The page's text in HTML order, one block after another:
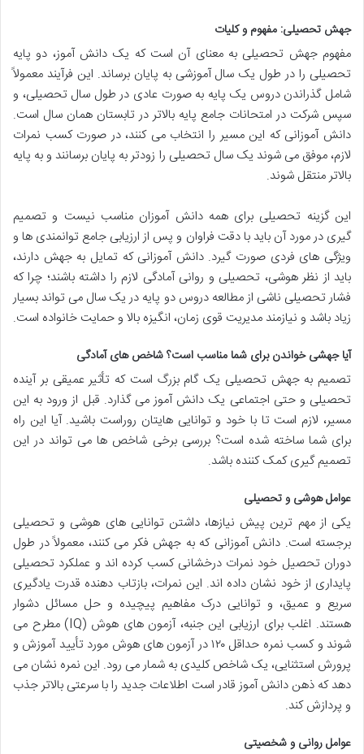
جهش تحصیلی: مفهوم و کلیات
مفهوم جهش تحصیلی به معنای آن است که یک دانش آموز، دو پایه
تحصیلی را در طول یک سال آموزشی به پایان برساند. این فرآیند معمولاً
شامل گذراندن دروس یک پایه به صورت عادی در طول سال تحصیلی، و
سپس شرکت در امتحانات جامع پایه بالاتر در تابستان همان سال است.
دانش آموزانی که این مسیر را انتخاب می کنند، در صورت کسب نمرات
لازم، موفق می شوند یک سال تحصیلی را زودتر به پایان برسانند و به پایه
بالاتر منتقل شوند.
این گزینه تحصیلی برای همه دانش آموزان مناسب نیست و تصمیم
گیری در مورد آن باید با دقت فراوان و پس از ارزیابی جامع توانمندی ها و
ویژگی های فردی صورت گیرد. دانش آموزانی که تمایل به جهش دارند،
باید از نظر هوشی، تحصیلی و روانی آمادگی لازم را داشته باشند؛ چرا که
فشار تحصیلی ناشی از مطالعه دروس دو پایه در یک سال می تواند بسیار
زیاد باشد و نیازمند مدیریت قوی زمان، انگیزه بالا و حمایت خانواده است.
آیا جهشی خواندن برای شما مناسب است؟ شاخص های آمادگی
تصمیم به جهش تحصیلی یک گام بزرگ است که تأثیر عمیقی بر آینده
تحصیلی و حتی اجتماعی یک دانش آموز می گذارد. قبل از ورود به این
مسیر، لازم است تا با خود و توانایی هایتان روراست باشید. آیا این راه
برای شما ساخته شده است؟ بررسی برخی شاخص ها می تواند در این
تصمیم گیری کمک کننده باشد.
عوامل هوشی و تحصیلی
یکی از مهم ترین پیش نیازها، داشتن توانایی های هوشی و تحصیلی
برجسته است. دانش آموزانی که به جهش فکر می کنند، معمولاً در طول
دوران تحصیل خود نمرات درخشانی کسب کرده اند و عملکرد تحصیلی
پایداری از خود نشان داده اند. این نمرات، بازتاب دهنده قدرت یادگیری
سریع و عمیق، و توانایی درک مفاهیم پیچیده و حل مسائل دشوار
هستند. اغلب برای ارزیابی این جنبه، آزمون های هوش (IQ) مطرح می
شوند و کسب نمره حداقل ۱۲۰ در آزمون های هوش مورد تأیید آموزش و
پرورش استثنایی، یک شاخص کلیدی به شمار می رود. این نمره نشان می
دهد که ذهن دانش آموز قادر است اطلاعات جدید را با سرعتی بالاتر جذب
و پردازش کند.
عوامل روانی و شخصیتی